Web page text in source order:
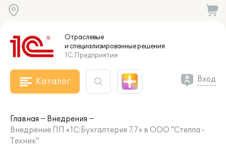
Отраслевые
и специализированныерешения
1С:Предприятие
Каталог Вход
Главная
Внедрения
Внедрение ПП «1С:Бухгалтерия 7.7» в ООО "Стелла -
Техник"